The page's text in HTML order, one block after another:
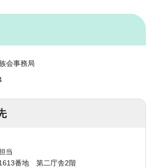
会事務局
当
番地 第二庁舎2階